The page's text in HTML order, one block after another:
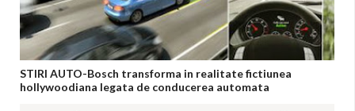
STIRI AUTO-Bosch transforma in realitate fictiunea
hollywoodiana legata de conducerea automata